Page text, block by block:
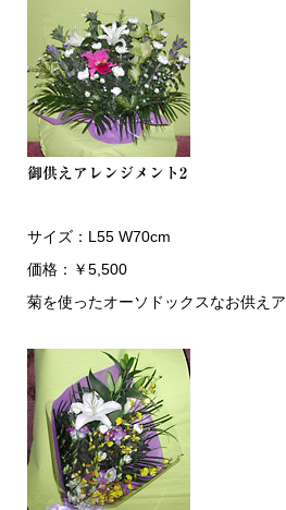
御供えアレンジメント2
サイズ：L55 W70cm
価格：￥5,500
菊を使ったオーソドックスなお供えア